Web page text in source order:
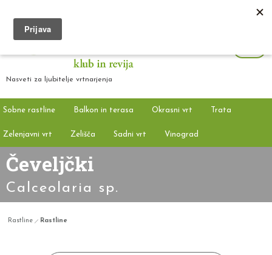
Nasveti za ljubitelje vrtnarjenja
Sobne rastline Balkon in terasa Okrasni vrt Trata
Zelenjavni vrt Zelišča Sadni vrt Vinograd
Čeveljčki
Calceolaria sp.
Rastline Rastline